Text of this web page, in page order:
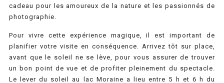
cadeau pour les amoureux de la nature et les passionnés de
photographie.
Pour vivre cette expérience magique, il est important de
planifier votre visite en conséquence. Arrivez tôt sur place,
avant que le soleil ne se lève, pour vous assurer de trouver
un bon point de vue et de profiter pleinement du spectacle.
Le lever du soleil au lac Moraine a lieu entre 5 h et 6 h du